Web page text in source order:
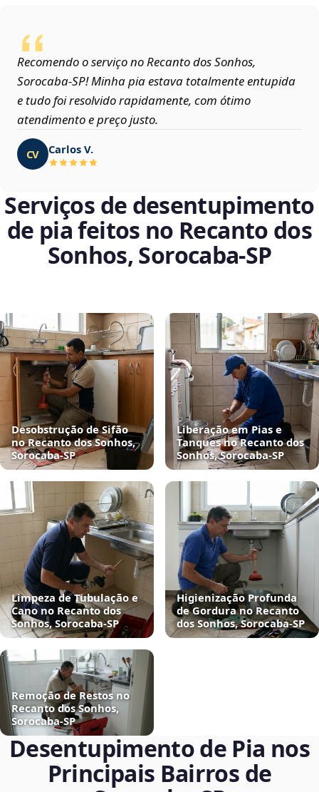
Recomendo o serviço no Recanto dos Sonhos,
Sorocaba‑SP! Minha pia estava totalmente entupida
e tudo foi resolvido rapidamente, com ótimo
atendimento e preço justo.
CV Carlos V.
Serviços de desentupimento
de pia feitos no Recanto dos
Sonhos, Sorocaba‑SP
Desobstrução de Sifão
no Recanto dos Sonhos,
Sorocaba‑SP
Liberação em Pias e
Tanques no Recanto dos
Sonhos, Sorocaba‑SP
Limpeza de Tubulação e
Cano no Recanto dos
Sonhos, Sorocaba‑SP
Higienização Profunda
de Gordura no Recanto
dos Sonhos, Sorocaba‑SP
Remoção de Restos no
Recanto dos Sonhos,
Sorocaba‑SP
Desentupimento de Pia nos
Principais Bairros de